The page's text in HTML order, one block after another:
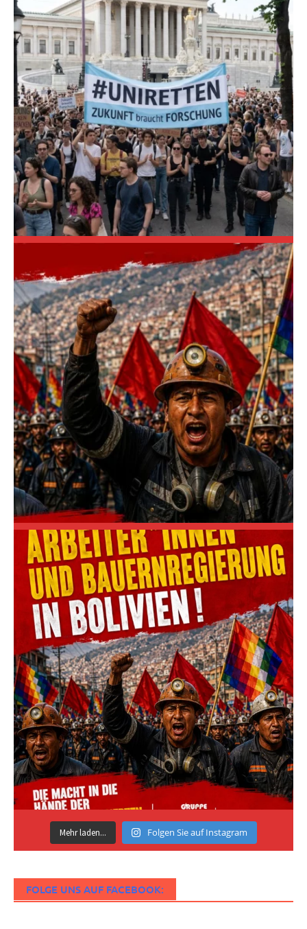
Mehr laden... Folgen Sie auf Instagram
FOLGE UNS AUF FACEBOOK: